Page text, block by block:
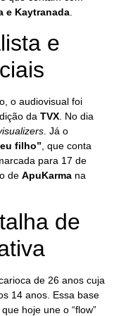
e Kaytranada
e
o audiovisual foi
da TVX. No dia
. Já o
filho”, que conta
para 17 de
de ApuKarma na
de
carioca de 26 anos cuja
14 anos. Essa base
hoje une o “flow”